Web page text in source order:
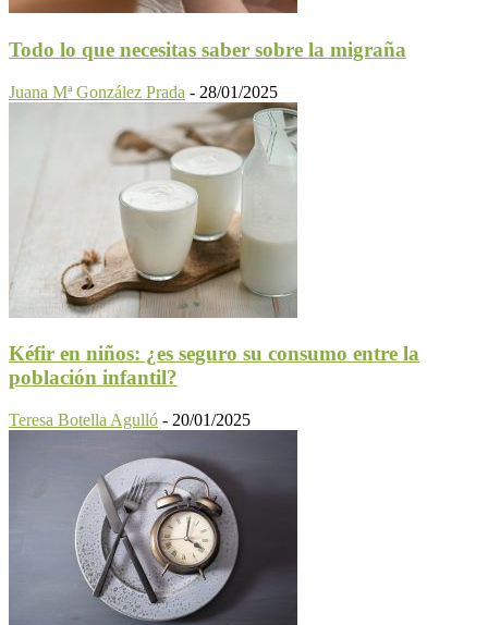
Todo lo que necesitas saber sobre la migraña
Juana Mª González Prada - 28/01/2025
Kéfir en niños: ¿es seguro su consumo entre la
población infantil?
Teresa Botella Agulló - 20/01/2025